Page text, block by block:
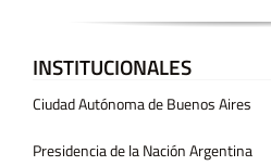
INSTITUCIONALES
Ciudad Autónoma de Buenos Aires
Presidencia de la Nación Argentina